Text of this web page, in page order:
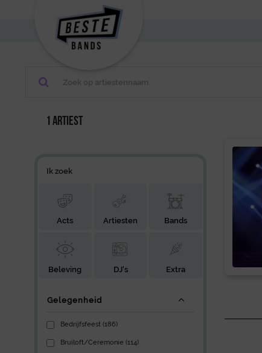
1 artiest
Ik zoek
Acts Artiesten Bands
Beleving DJ's Extra
Gelegenheid
Bedrijfsfeest (186)
Bruiloft/Ceremonie (114)